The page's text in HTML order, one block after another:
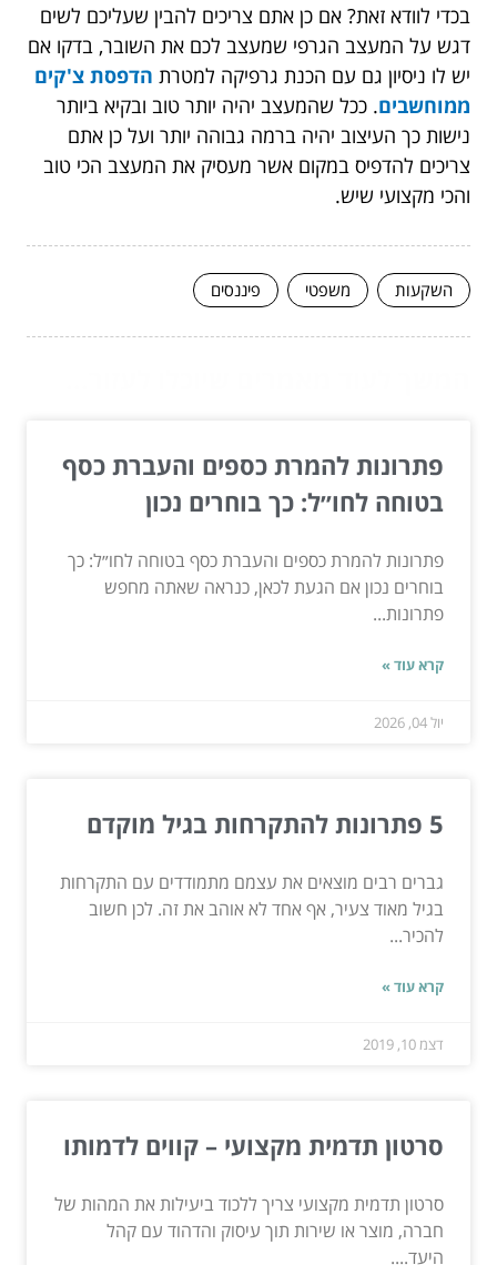
בכדי לוודא זאת? אם כן אתם צריכים להבין שעליכם לשים
דגש על המעצב הגרפי שמעצב לכם את השובר, בדקו אם
יש לו ניסיון גם עם הכנת גרפיקה למטרת הדפסת צ'קים
ממוחשבים. ככל שהמעצב יהיה יותר טוב ובקיא ביותר
נישות כך העיצוב יהיה ברמה גבוהה יותר ועל כן אתם
צריכים להדפיס במקום אשר מעסיק את המעצב הכי טוב
והכי מקצועי שיש.
השקעות משפטי פיננסים
פתרונות להמרת כספים והעברת כסף
בטוחה לחו״ל: כך בוחרים נכון
פתרונות להמרת כספים והעברת כסף בטוחה לחו״ל: כך
בוחרים נכון אם הגעת לכאן, כנראה שאתה מחפש
פתרונות...
קרא עוד »
יול 04, 2026
5 פתרונות להתקרחות בגיל מוקדם
גברים רבים מוצאים את עצמם מתמודדים עם התקרחות
בגיל מאוד צעיר, אף אחד לא אוהב את זה. לכן חשוב
להכיר...
קרא עוד »
דצמ 10, 2019
סרטון תדמית מקצועי – קווים לדמותו
סרטון תדמית מקצועי צריך ללכוד ביעילות את המהות של
חברה, מוצר או שירות תוך עיסוק והדהוד עם קהל
היעד....